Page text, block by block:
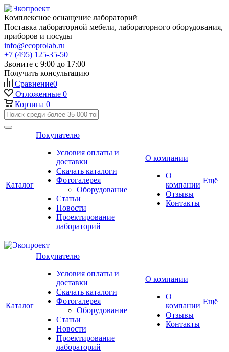
Комплексное оснащение лабораторий
Поставка лабораторной мебели, лабораторного оборудования,
приборов и посуды
info@ecoprolab.ru
+7 (495) 125-35-50
Звоните с 9:00 до 17:00
Получить консультацию
Сравнение0
Отложенные 0
Корзина 0
Каталог
Покупателю
Условия оплаты и
доставки
Скачать каталоги
Фотогалерея
Оборудование
Статьи
Новости
Проектирование
лабораторий
О компании
О
компании
Отзывы
Контакты
Ещё
Каталог
Покупателю
Условия оплаты и
доставки
Скачать каталоги
Фотогалерея
Оборудование
Статьи
Новости
Проектирование
лабораторий
О компании
О
компании
Отзывы
Контакты
Ещё